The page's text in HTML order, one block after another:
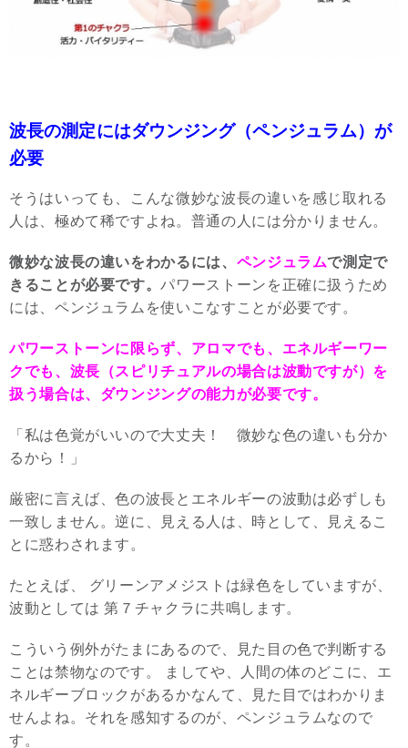
波長の測定にはダウンジング（ペンジュラム）が
必要
そうはいっても、こんな微妙な波長の違いを感じ取れる
人は、極めて稀ですよね。普通の人には分かりません。
微妙な波長の違いをわかるには、 ペンジュラムで測定で
きることが必要です。パワーストーンを正確に扱うため
には、ペンジュラムを使いこなすことが必要です。
パワーストーンに限らず、アロマでも、エネルギーワー
クでも、波長（スピリチュアルの場合は波動ですが）を
扱う場合は、ダウンジングの能力が必要です。
「私は色覚がいいので大丈夫！ 微妙な色の違いも分か
るから！」
厳密に言えば、色の波長とエネルギーの波動は必ずしも
一致しません。逆に、見える人は、時として、見えるこ
とに惑わされます。
たとえば、 グリーンアメジストは緑色をしていますが、
波動としては 第７チャクラに共鳴します。
こういう例外がたまにあるので、見た目の色で判断する
ことは禁物なのです。 ましてや、人間の体のどこに、エ
ネルギーブロックがあるかなんて、見た目ではわかりま
せんよね。それを感知するのが、ペンジュラムなので
す。